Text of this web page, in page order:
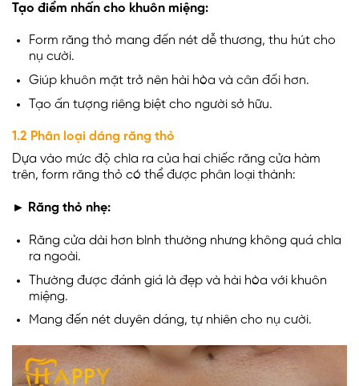
Tạo điểm nhấn cho khuôn miệng:
Form răng thỏ mang đến nét dễ thương, thu hút cho
nụ cười.
Giúp khuôn mặt trở nên hài hòa và cân đối hơn.
Tạo ấn tượng riêng biệt cho người sở hữu.
1.2 Phân loại dáng răng thỏ
Dựa vào mức độ chìa ra của hai chiếc răng cửa hàm
trên, form răng thỏ có thể được phân loại thành:
► Răng thỏ nhẹ:
Răng cửa dài hơn bình thường nhưng không quá chìa
ra ngoài.
Thường được đánh giá là đẹp và hài hòa với khuôn
miệng.
Mang đến nét duyên dáng, tự nhiên cho nụ cười.